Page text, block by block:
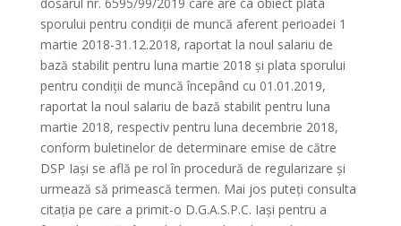
sporului pentru condiţii de muncă aferent perioadei 1
martie 2018-31.12.2018, raportat la noul salariu de
bază stabilit pentru luna martie 2018 și plata sporului
pentru condiţii de muncă începând cu 01.01.2019,
raportat la noul salariu de bază stabilit pentru luna
martie 2018, respectiv pentru luna decembrie 2018,
conform buletinelor de determinare emise de către
DSP Iași se află pe rol în procedură de regularizare și
urmează să primească termen. Mai jos puteți consulta
citația pe care a primit-o D.G.A.S.P.C. Iași pentru a